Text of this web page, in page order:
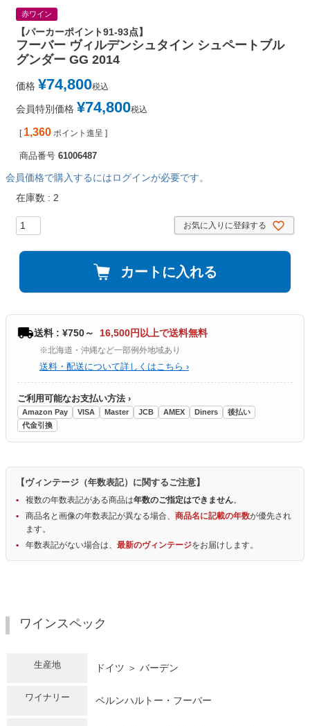
赤ワイン
【パーカーポイント91-93点】
フーバー ヴィルデンシュタイン シュペートブル
グンダー GG 2014
価格 ¥74,800税込
会員特別価格 ¥74,800税込
[ 1,360 ポイント進呈 ]
商品番号 61006487
会員価格で購入するにはログインが必要です。
在庫数
2
お気に入りに登録する
カートに入れる
送料 : ¥750～ 16,500円以上で送料無料
※北海道・沖縄など一部例外地域あり
送料・配送について詳しくはこちら ›
ご利用可能なお支払い方法 ›
Amazon Pay VISA Master JCB AMEX Diners
後払い
代金引換
【ヴィンテージ（年数表記）に関するご注意】
複数の年数表記がある商品は年数のご指定はできません。
商品名と画像の年数表記が異なる場合、 商品名に記載の年数が優先され
ます。
年数表記がない場合は、 最新のヴィンテージをお届けします。
ワインスペック
生産地 ドイツ ＞ バーデン
ワイナリー ベルンハルトー・フーバー